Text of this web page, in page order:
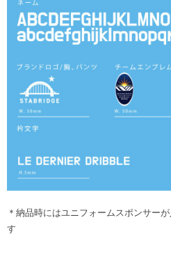
＊納品時にはユニフォームスポンサー
す